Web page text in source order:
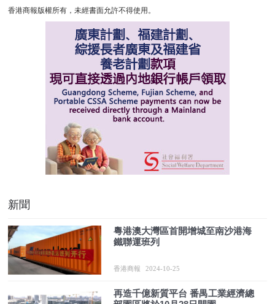
香港商報版權所有，未經書面允許不得使用。
新聞
粵港澳大灣區首開增城至南沙港海
鐵聯運班列
香港商報 2024-10-25
再造千億新質平台 番禺工業經濟總